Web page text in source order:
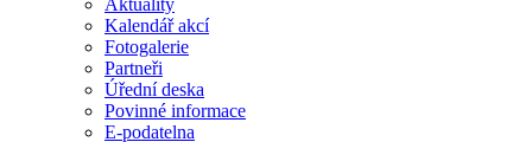
Aktuality
Kalendář akcí
Fotogalerie
Partneři
Úřední deska
Povinné informace
E-podatelna